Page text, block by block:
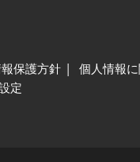
保護方針 個人情報
定